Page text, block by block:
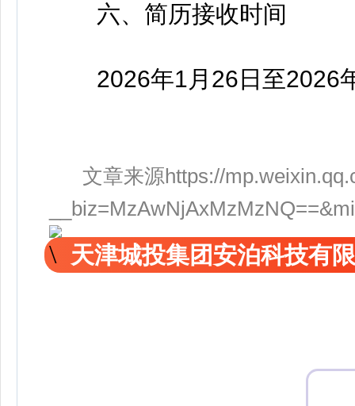
六、简历接收时间
2026年1月26日至2026
文章来源https://
天津城投集团安泊科技有